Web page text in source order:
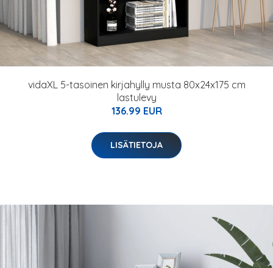
vidaXL 5-tasoinen kirjahylly musta 80x24x175 cm
lastulevy
136.99 EUR
LISÄTIETOJA